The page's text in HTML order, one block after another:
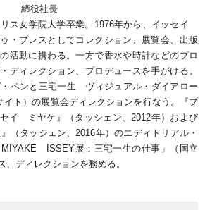
締役社長
ス女学院大学卒業。1976年から、イッセイ
・プレスとしてコレクション、展覧会、出版
活動に携わる。一方で香水や時計などのプロ
ディレクション、プロデュースを手がける。
ペンと三宅一生 ヴィジュアル・ダイアロー
イト）の展覧会ディレクションを行なう。『プ
ミヤケ』（タッシェン、2012年）および
（タッシェン、2016年）のエディトリアル・
MIYAKE ISSEY展：三宅一生の仕事」（国立
、ディレクションを務める。